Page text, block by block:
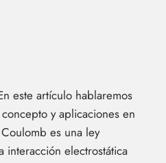
este artículo hablaremos
y aplicaciones en
es una ley
electrostática